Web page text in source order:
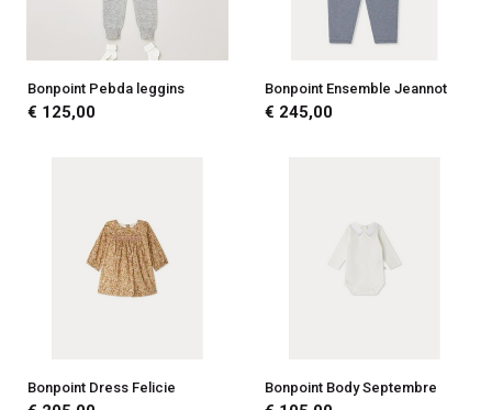
Bonpoint Pebda leggins
€ 125,00
Bonpoint Ensemble Jeannot
€ 245,00
Bonpoint Dress Felicie Bonpoint Body Septembre